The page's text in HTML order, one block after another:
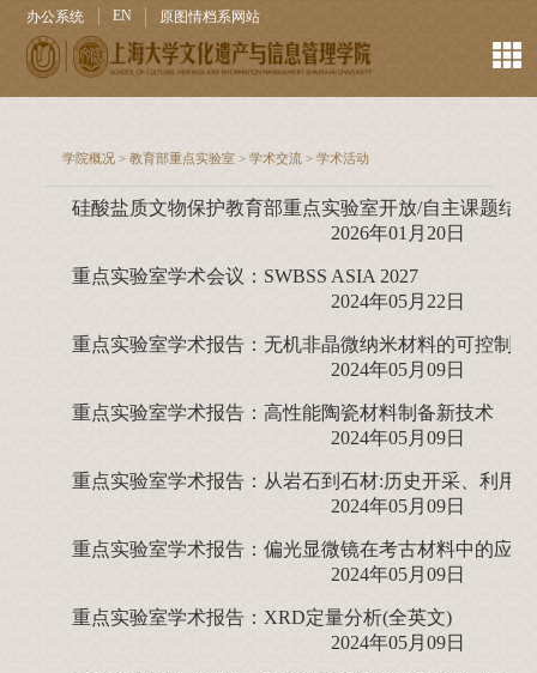
办公系统 EN 原图情档系网站
学院概况 >教育部重点实验室 >学术交流 >学术活动
硅酸盐质文物保护教育部重点实验室开放/自主课题结
2026年01月20日
重点实验室学术会议：SWBSS ASIA 2027
2024年05月22日
重点实验室学术报告：无机非晶微纳米材料的可控制备
2024年05月09日
重点实验室学术报告：高性能陶瓷材料制备新技术
2024年05月09日
重点实验室学术报告：从岩石到石材:历史开采、利用
2024年05月09日
重点实验室学术报告：偏光显微镜在考古材料中的应用
2024年05月09日
重点实验室学术报告：XRD定量分析(全英文)
2024年05月09日